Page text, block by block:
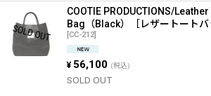
COOTIE PRODUCTIONS/
Bag（Black）［レザートートバ
[CC-212]
¥ 56,100 (税込)
SOLD OUT